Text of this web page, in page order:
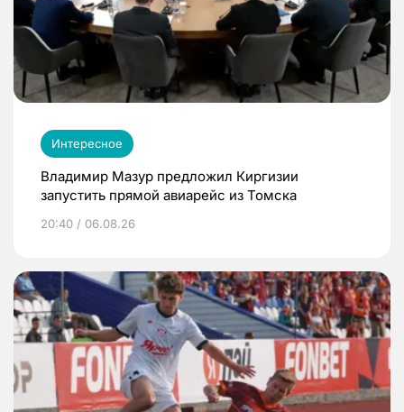
Интересное
Владимир Мазур предложил Киргизии
запустить прямой авиарейс из Томска
20:40 / 06.08.26